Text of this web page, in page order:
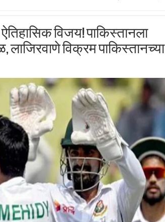
विजय! पाकिस्तानला
लाजिरवाणे विक्रम पाकिस्तानच्या